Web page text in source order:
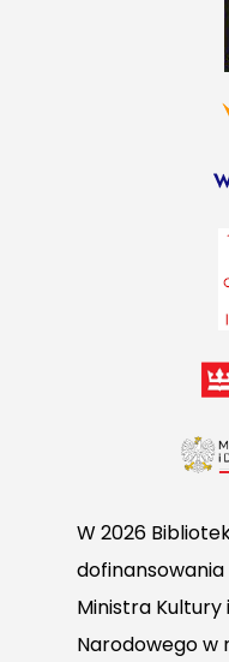
W 2026
Ministra Kultury
Narodowego w